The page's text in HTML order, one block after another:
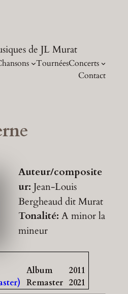
de JL Murat
TournéesConcerts
Contact
Auteur/composite
ur:Jean-Louis
Bergheaud dit Murat
Tonalité:A minor la
mineur
Album
2011
Remaster 2021